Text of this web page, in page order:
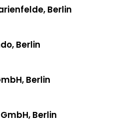
Berlin
Berlin
Berlin
Berlin